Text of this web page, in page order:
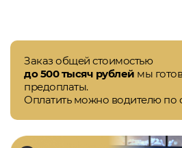
Заказ общей стоимостью
до 500 тысяч рублей мы
предоплаты.
Оплатить можно водителю по